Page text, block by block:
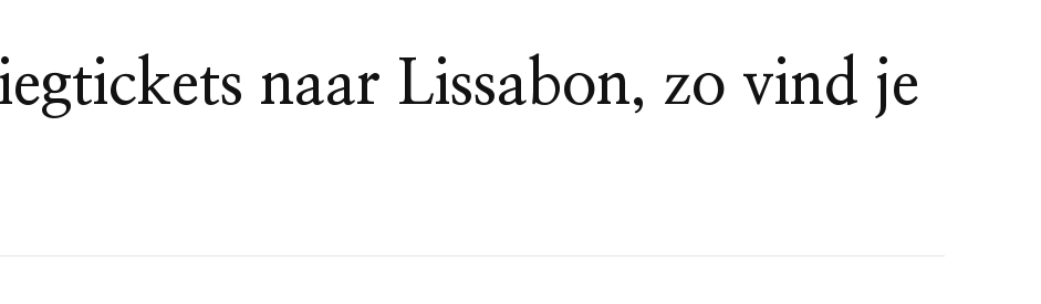
naar Lissabon, zo vind je